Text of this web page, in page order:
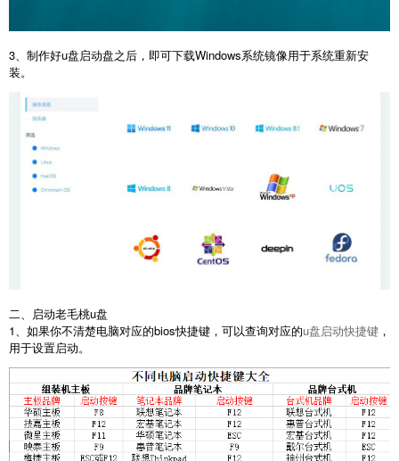
3、制作好u盘启动盘之后，即可下载Windows系统镜像用于系统重新安
装。
二、启动老毛桃u盘
1、如果你不清楚电脑对应的bios快捷键，可以查询对应的u盘启动快捷键 ，
用于设置启动。